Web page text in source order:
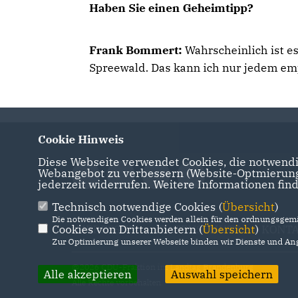
Haben Sie einen Geheimtipp?
Frank Bommert: Wahrscheinlich ist
Spreewald. Das kann ich nur jedem
IMPRESSUM DATENSCHUTZ
@2026 CDU-Fraktion im Landtag Brandenburg
Alle Rechte vorbehalten.
Cookie Hinweis
Diese Webseite verwendet Cookies, die
Webangebot zu verbessern (Website-
jederzeit widerrufen. Weitere Informationen
Technisch notwendige Cookies (Übersicht)
Die notwendigen Cookies werden allein für den
Cookies von Drittanbietern (Übersicht)
Zur Optimierung unserer Webseite binden wir Dienste und
Alle akzeptieren Auswahl speichern